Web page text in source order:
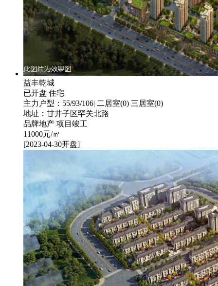
益丰乾城
已开盘 住宅
主力户型：55/93/106| 二居室(0) 三居室(0)
地址：甘井子区罕关北路
品牌地产 项目竣工
11000元/㎡
[2023-04-30开盘]